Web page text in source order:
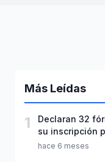
Más Leídas
1
Declaran 32
su inscripción
hace 6 meses